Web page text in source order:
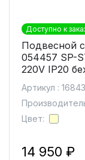
Доступно к
Подвесной
054457 SP-
220V IP20
Артикул :
Цвет:
14 950 ₽